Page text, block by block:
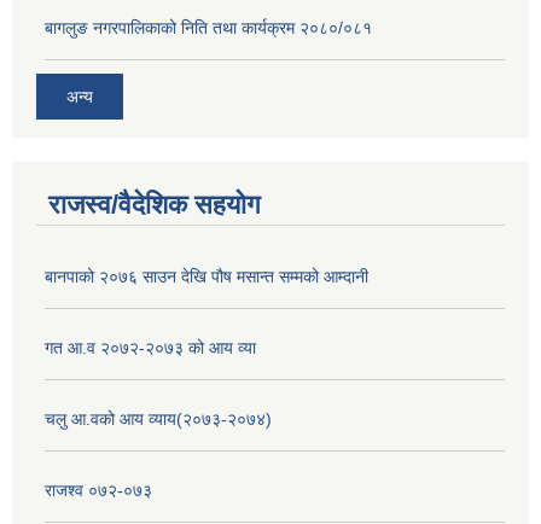
बागलुङ नगरपालिकाको निति तथा कार्यक्रम २०८०/०८१
अन्य
राजस्व/वैदेशिक सहयोग
बानपाको २०७६ साउन देखि पौष मसान्त सम्मको आम्दानी
गत आ.व २०७२-२०७३ को आय व्या
चलु आ.वको आय व्याय(२०७३-२०७४)
राजश्व ०७२-०७३